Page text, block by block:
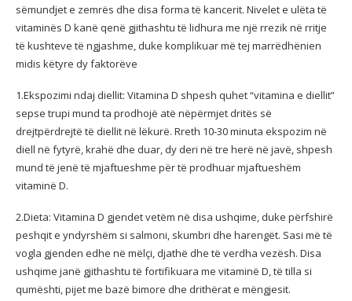
sëmundjet e zemrës dhe disa forma të kancerit. Nivelet e ulëta të
vitaminës D kanë qenë gjithashtu të lidhura me një rrezik në rritje
të kushteve të ngjashme, duke komplikuar më tej marrëdhënien
midis këtyre dy faktorëve
1.Ekspozimi ndaj diellit: Vitamina D shpesh quhet “vitamina e diellit”
sepse trupi mund ta prodhojë atë nëpërmjet dritës së
drejtpërdrejtë të diellit në lëkurë. Rreth 10-30 minuta ekspozim në
diell në fytyrë, krahë dhe duar, dy deri në tre herë në javë, shpesh
mund të jenë të mjaftueshme për të prodhuar mjaftueshëm
vitaminë D.
2.Dieta: Vitamina D gjendet vetëm në disa ushqime, duke përfshirë
peshqit e yndyrshëm si salmoni, skumbri dhe harengët. Sasi më të
vogla gjenden edhe në mëlçi, djathë dhe të verdha vezësh. Disa
ushqime janë gjithashtu të fortifikuara me vitaminë D, të tilla si
qumështi, pijet me bazë bimore dhe drithërat e mëngjesit.